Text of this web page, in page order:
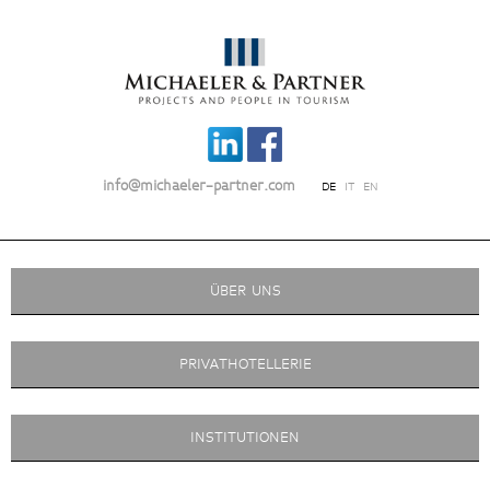
info@michaeler-partner.com DE IT EN
ÜBER UNS
PRIVATHOTELLERIE
INSTITUTIONEN